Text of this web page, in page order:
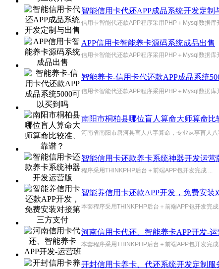
智能信用卡代还APP成品系统开发定制
信用卡智能代还款APP程序采用PHP＋Mysql数据
APP信用卡智能养卡源码系统成品出售
信用卡智能代还款APP程序采用PHP＋Mysql数据
智能养卡-信用卡代还款APP成品系统
信用卡智能代还款APP程序采用PHP＋Mysql数据
南阳市桐柏县哪位盲人算命大师算命比
河南省南阳市唐河县盲人八字算命，专业从事盲人
智能信用卡还款养卡系统神器开发运营
程序采用THINKPHP后台＋前端APP包开发完成 ...
智能养信用卡还款APP开发，免费安装
本套程序采用THINKPHP后台＋前端APP包开发完成
河南信用卡代还、智能养卡APP开发-运
本套程序采用THINKPHP后台＋前端APP包开发完成
开封信用卡养卡、代还系统开发定制服